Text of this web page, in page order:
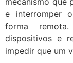
e interromper
forma
dispositivos e
impedir que um